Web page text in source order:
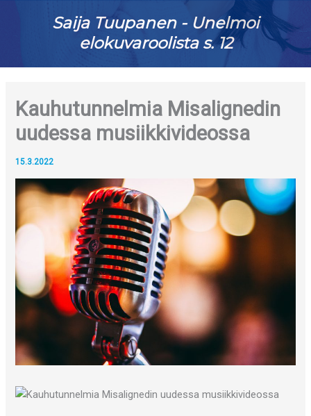
Saija Tuupanen - Unelmoi
elokuvaroolista s. 12
Kauhutunnelmia Misalignedin
uudessa musiikkivideossa
15.3.2022